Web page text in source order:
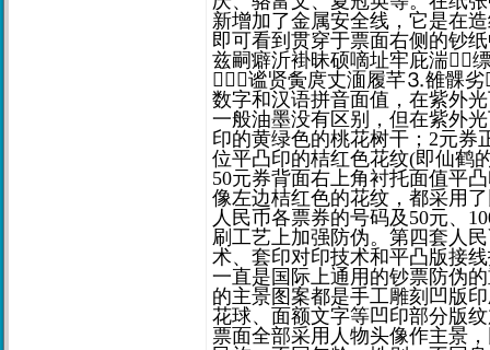
新增加了金属安全线，它是在
即可看到贯穿于票面右侧的钞
兹嗣癖沂褂昧硕嘀址牢庇湍
谧贤夤庹丈湎履芊⒊雒髁劣
数字和汉语拼音面值，在紫外
一般油墨没有区别，但在紫外
印的黄绿色的桃花树干；2元券
位平凸印的桔红色花纹(即仙鹤
50元券背面右上角衬托面值平
像左边桔红色的花纹，都采用
人民币各票券的号码及50元、
刷工艺上加强防伪。第四套人
术、套印对印技术和平凸版接
一直是国际上通用的钞票防伪
的主景图案都是手工雕刻凹版
花球、面额文字等凹印部分版
票面全部采用人物头像作主景